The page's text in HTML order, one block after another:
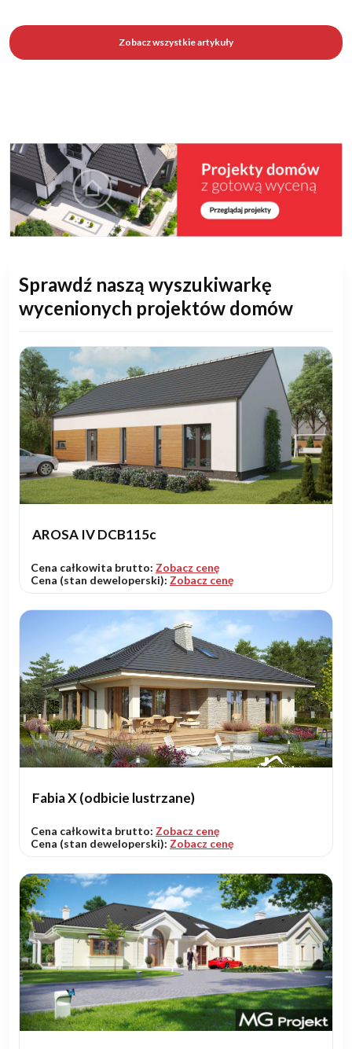
Zobacz wszystkie artykuły
Sprawdź naszą wyszukiwarkę
wycenionych projektów domów
AROSA IV DCB115c
Cena całkowita brutto: Zobacz cenę
Cena (stan deweloperski): Zobacz cenę
Fabia X (odbicie lustrzane)
Cena całkowita brutto: Zobacz cenę
Cena (stan deweloperski): Zobacz cenę